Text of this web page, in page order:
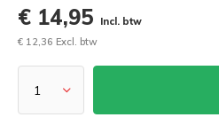
€ 14,95
Incl. btw
€ 12,36 Excl. btw